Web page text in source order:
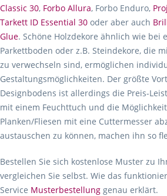
Classic 30, Forbo Allura, Forbo Enduro,
Tarkett ID Essential 30 oder aber auch
Glue. Schöne Holzdekore ähnlich wie bei
Parkettboden oder z.B. Steindekore, die
zu verwechseln sind, ermöglichen
Gestaltungsmöglichkeiten. Der größte
Designbodens ist allerdings die Preis-
mit einem Feuchttuch und die
Planken/Fliesen mit eine Cuttermesser
austauschen zu können, machen ihn so
Bestellen Sie sich kostenlose Muster zu
vergleichen Sie selbst. Wie das
Service Musterbestellung genau erklärt.